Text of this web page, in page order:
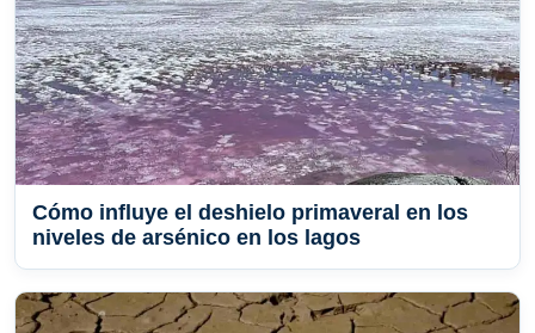
Cómo influye el deshielo primaveral en los
niveles de arsénico en los lagos